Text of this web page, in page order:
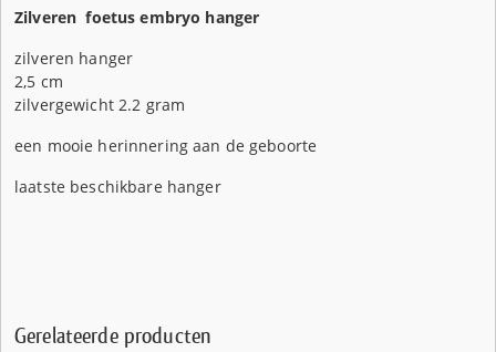
Zilveren foetus embryo hanger
zilveren hanger
2,5 cm
zilvergewicht 2.2 gram
een mooie herinnering aan de geboorte
laatste beschikbare hanger
Gerelateerde producten